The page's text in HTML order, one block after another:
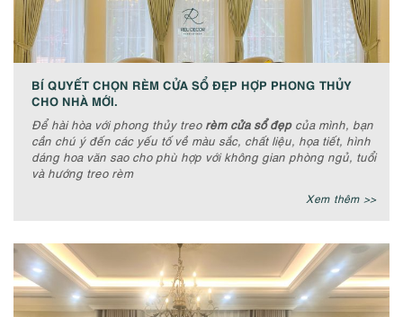
BÍ QUYẾT CHỌN RÈM CỬA SỔ ĐẸP HỢP PHONG THỦY
CHO NHÀ MỚI.
Để hài hòa với phong thủy treo rèm cửa sổ đẹpcủa mình, bạn
cần chú ý đến các yếu tố về màu sắc, chất liệu, họa tiết, hình
dáng hoa văn sao cho phù hợp với không gian phòng ngủ, tuổi
và hướng treo rèm
Xem thêm >>